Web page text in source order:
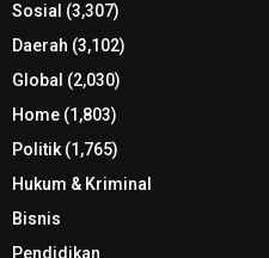
Sosial (3,307)
Daerah (3,102)
Global (2,030)
Home (1,803)
Politik(1,765)
Hukum & Kriminal
Bisnis
Pendidikan